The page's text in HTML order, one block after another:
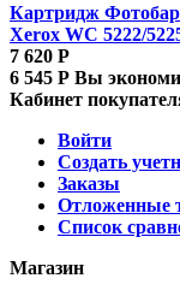
Картридж
Xerox WC 5222/
7 620 Р
6 545 Р Вы
Кабинет
Войти
Создать
Заказы
Отложенные
Список
Магазин